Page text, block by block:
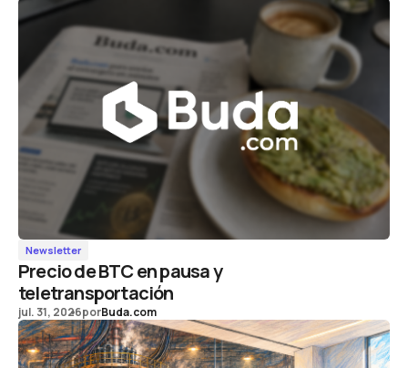
Newsletter
Precio de BTC en pausa y
teletransportación
jul. 31, 2026porBuda.com